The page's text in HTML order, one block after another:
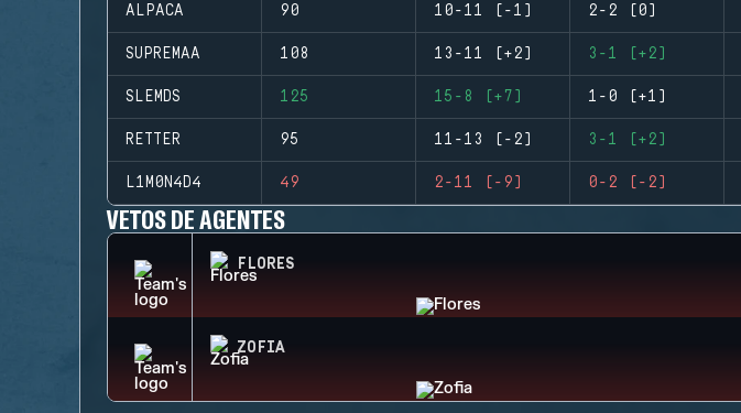
ALPACA 90 10-11 (-1) 2-2 (0)
SUPREMAA 108 13-11 (+2) 3-1 (+2)
SLEMDS 125 15-8 (+7) 1-0 (+1)
RETTER 95 11-13 (-2) 3-1 (+2)
L1M0N4D4 49 2-11 (-9) 0-2 (-2)
VETOS DE AGENTES
FLORES
ZOFIA